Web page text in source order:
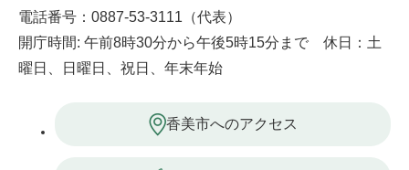
電話番号：0887-53-3111（代表）
開庁時間: 午前8時30分から午後5時15分まで 休日：土
曜日、日曜日、祝日、年末年始
香美市へのアクセス